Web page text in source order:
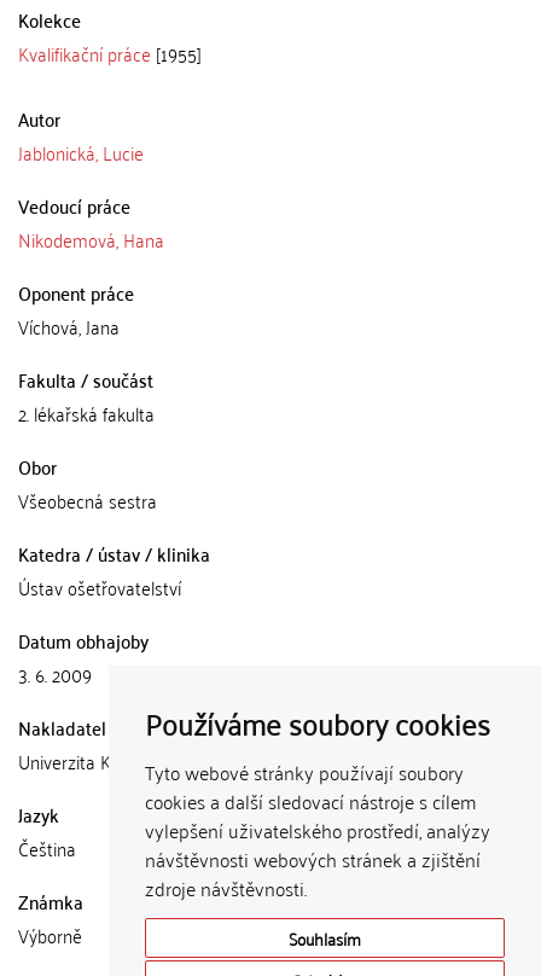
Používáme soubory cookies
Tyto webové stránky používají soubory
cookies a další sledovací nástroje s cílem
vylepšení uživatelského prostředí, analýzy
návštěvnosti webových stránek a zjištění
zdroje návštěvnosti.
Souhlasím
Kolekce
Kvalifikační práce [1955]
Autor
Jablonická, Lucie
Vedoucí práce
Nikodemová, Hana
Oponent práce
Víchová, Jana
Fakulta / součást
2. lékařská fakulta
Obor
Všeobecná sestra
Katedra / ústav / klinika
Ústav ošetřovatelství
Datum obhajoby
3. 6. 2009
Nakladatel
Univerzita Karlova, 2. lékařská fakulta
Jazyk
Čeština
Známka
Výborně